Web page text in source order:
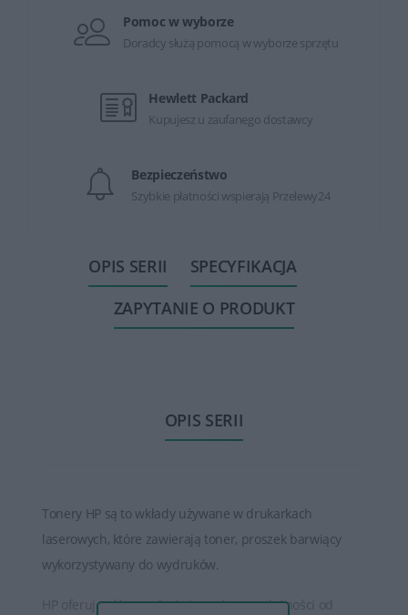
Pomoc w wyborze
Doradcy służą pomocą w wyborze sprzętu
Hewlett Packard
Kupujesz u zaufanego dostawcy
Bezpieczeństwo
Szybkie płatności wspierają Przelewy24
OPIS SERII
SPECYFIKACJA
ZAPYTANIE O PRODUKT
OPIS SERII
Tonery HP są to wkłady używane w drukarkach
laserowych, które zawierają toner, proszek barwiący
wykorzystywany do wydruków.
HP oferuje różne rodzaje tonerów, w zależności od